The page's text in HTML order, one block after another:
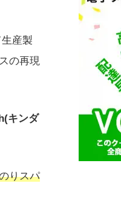
産製
の再現
キンダ
りスパ